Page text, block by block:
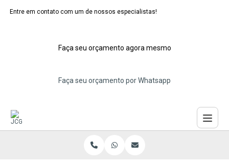
Entre em contato com um de nossos especialistas!
Faça seu orçamento agora mesmo
Faça seu orçamento por Whatsapp